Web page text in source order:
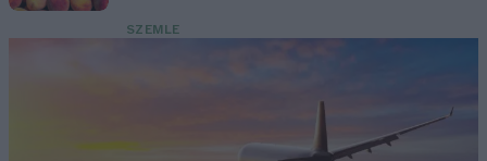
SZEMLE